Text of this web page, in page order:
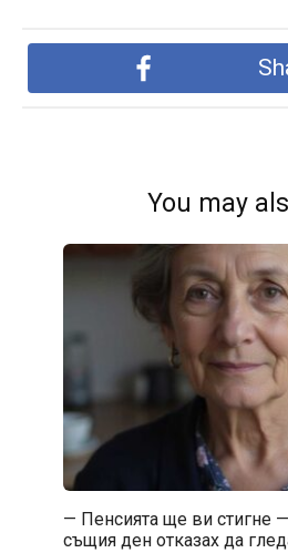
You may
— Пенсията ще ви стигне —
същия ден отказах да